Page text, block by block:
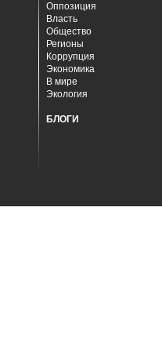
Оппозиция
Власть
Общество
Регионы
Коррупция
Экономика
В мире
Экология
БЛОГИ